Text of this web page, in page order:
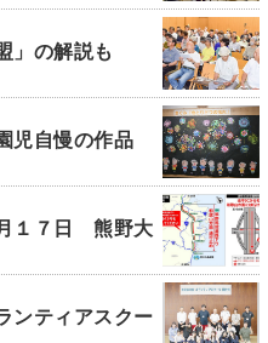
」の解説も
児自慢の作品
１７日 熊野大
ンティアスクー